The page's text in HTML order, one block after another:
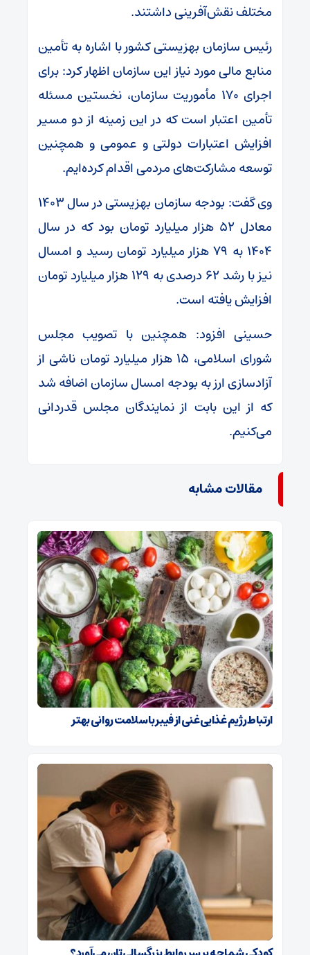
مختلف نقش‌آفرینی داشتند.
رئیس سازمان بهزیستی کشور با اشاره به تأمین
منابع مالی مورد نیاز این سازمان اظهار کرد: برای
اجرای ۱۷۰ مأموریت سازمان، نخستین مسئله
تأمین اعتبار است که در این زمینه از دو مسیر
افزایش اعتبارات دولتی و عمومی و همچنین
توسعه مشارکت‌های مردمی اقدام کرده‌ایم.
وی گفت: بودجه سازمان بهزیستی در سال ۱۴۰۳
معادل ۵۲ هزار میلیارد تومان بود که در سال
۱۴۰۴ به ۷۹ هزار میلیارد تومان رسید و امسال
نیز با رشد ۶۲ درصدی به ۱۲۹ هزار میلیارد تومان
افزایش یافته است.
حسینی افزود: همچنین با تصویب مجلس
شورای اسلامی، ۱۵ هزار میلیارد تومان ناشی از
آزادسازی ارز به بودجه امسال سازمان اضافه شد
که از این بابت از نمایندگان مجلس قدردانی
می‌کنیم.
مقالات مشابه
ارتباط رژیم غذایی غنی از فیبر با سلامت روانی بهتر